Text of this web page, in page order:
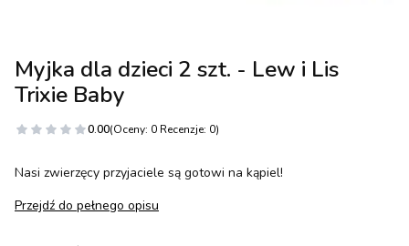
Myjka dla dzieci 2 szt. - Lew i Lis
Trixie Baby
0.00(Oceny: 0 Recenzje: 0)
Nasi zwierzęcy przyjaciele są gotowi na kąpiel!
Przejdź do pełnego opisu